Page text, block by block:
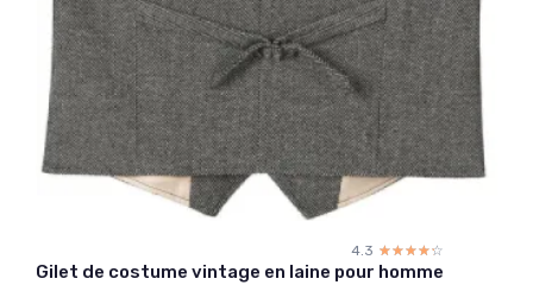
4.3 ☆☆☆☆☆
★★★★★
Gilet de costume vintage en laine pour homme